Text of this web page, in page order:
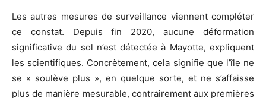
Les autres mesures de surveillance viennent compléter
ce constat. Depuis fin 2020, aucune déformation
significative du sol n’est détectée à Mayotte, expliquent
les scientifiques. Concrètement, cela signifie que l’île ne
se « soulève plus », en quelque sorte, et ne s’affaisse
plus de manière mesurable, contrairement aux premières